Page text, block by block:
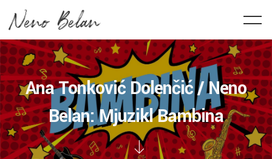
Ana Tonković Dolenčić / Neno
Belan: Mjuzikl Bambina